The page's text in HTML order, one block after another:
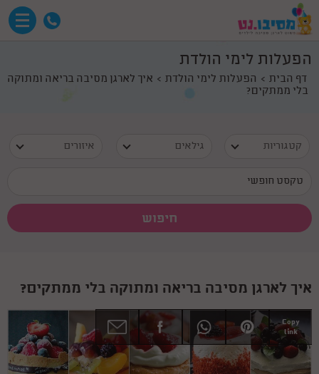
הפעלות לימי הולדת
דף הבית הפעלות לימי הולדת
איך לארגן מסיבה בריאה ומתוקה
בלי ממתקים?
קטגוריות גילאים איזורים
איך לארגן מסיבה בריאה ומתוקה בלי ממתקים?
Copy
link